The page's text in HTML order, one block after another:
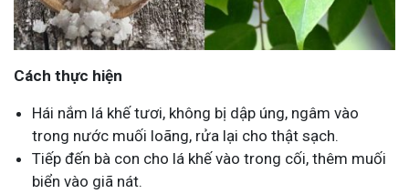
Cách thực hiện
Hái nắm lá khế tươi, không bị dập úng, ngâm vào
trong nước muối loãng, rửa lại cho thật sạch.
Tiếp đến bà con cho lá khế vào trong cối, thêm muối
biển vào giã nát.